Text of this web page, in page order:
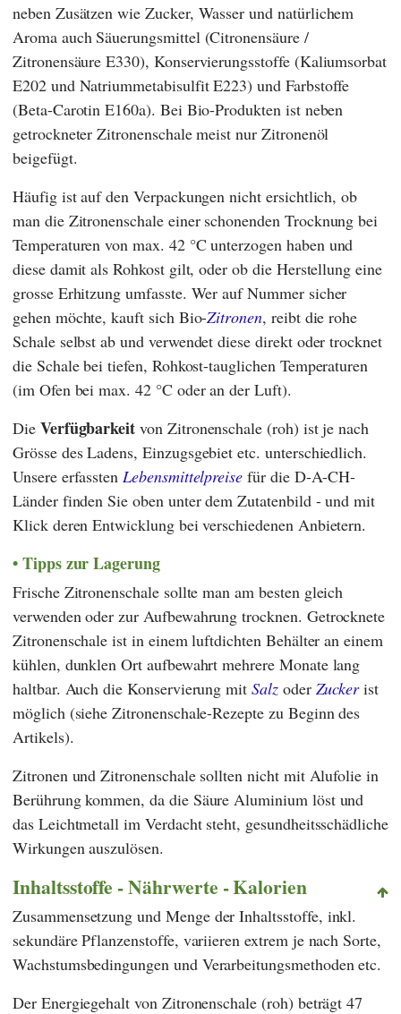
neben Zusätzen wie Zucker, Wasser und natürlichem
Aroma auch Säuerungsmittel (Citronensäure /
Zitronensäure E330), Konservierungsstoffe (Kaliumsorbat
E202 und Natriummetabisulfit E223) und Farbstoffe
(Beta-Carotin E160a). Bei Bio-Produkten ist neben
getrockneter Zitronenschale meist nur Zitronenöl
beigefügt.
Häufig ist auf den Verpackungen nicht ersichtlich, ob
man die Zitronenschale einer schonenden Trocknung bei
Temperaturen von max. 42 °C unterzogen haben und
diese damit als Rohkost gilt, oder ob die Herstellung eine
grosse Erhitzung umfasste. Wer auf Nummer sicher
gehen möchte, kauft sich Bio-Zitronen, reibt die rohe
Schale selbst ab und verwendet diese direkt oder trocknet
die Schale bei tiefen, Rohkost-tauglichen Temperaturen
(im Ofen bei max. 42 °C oder an der Luft).
Die Verfügbarkeitvon Zitronenschale (roh) ist je nach
Grösse des Ladens, Einzugsgebiet etc. unterschiedlich.
Unsere erfassten Lebensmittelpreise für die D-A-CH-
Länder finden Sie oben unter dem Zutatenbild - und mit
Klick deren Entwicklung bei verschiedenen Anbietern.
Tipps zur Lagerung
Frische Zitronenschale sollte man am besten gleich
verwenden oder zur Aufbewahrung trocknen. Getrocknete
Zitronenschale ist in einem luftdichten Behälter an einem
kühlen, dunklen Ort aufbewahrt mehrere Monate lang
haltbar. Auch die Konservierung mitSalzoder Zuckerist
möglich (siehe Zitronenschale-Rezepte zu Beginn des
Artikels).
Zitronen und Zitronenschale sollten nicht mit Alufolie in
Berührung kommen, da die Säure Aluminium löst und
das Leichtmetall im Verdacht steht, gesundheitsschädliche
Wirkungen auszulösen.
Inhaltsstoffe - Nährwerte - Kalorien
Zusammensetzung und Menge der Inhaltsstoffe, inkl.
sekundäre Pflanzenstoffe, variieren extrem je nach Sorte,
Wachstumsbedingungen und Verarbeitungsmethoden etc.
Der Energiegehalt von Zitronenschale (roh) beträgt 47